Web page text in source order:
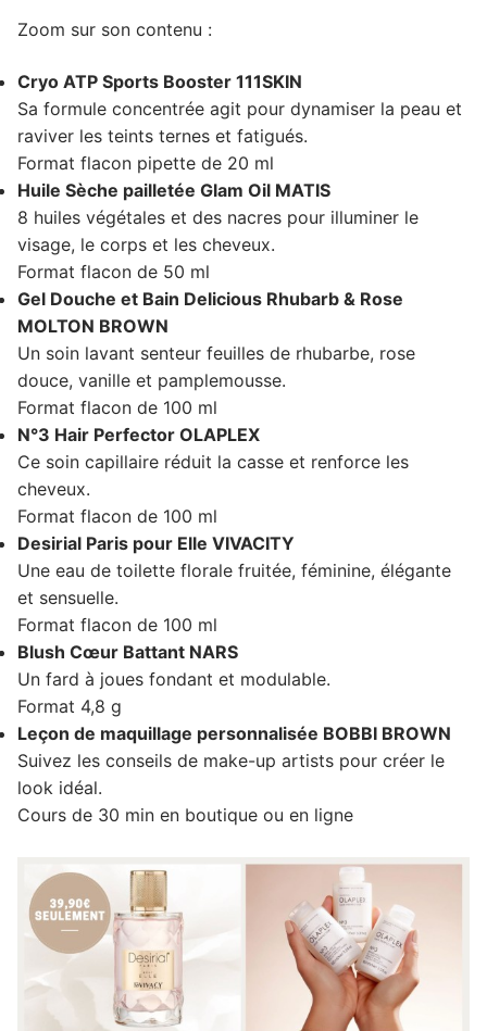
Zoom sur son contenu :
Cryo ATP Sports Booster 111SKIN
Sa formule concentrée agit pour dynamiser la peau et
raviver les teints ternes et fatigués.
Format flacon pipette de 20 ml
Huile Sèche pailletée Glam Oil MATIS
8 huiles végétales et des nacres pour illuminer le
visage, le corps et les cheveux.
Format flacon de 50 ml
Gel Douche et Bain Delicious Rhubarb & Rose
MOLTON BROWN
Un soin lavant senteur feuilles de rhubarbe, rose
douce, vanille et pamplemousse.
Format flacon de 100 ml
N°3 Hair Perfector OLAPLEX
Ce soin capillaire réduit la casse et renforce les
cheveux.
Format flacon de 100 ml
Desirial Paris pour Elle VIVACITY
Une eau de toilette florale fruitée, féminine, élégante
et sensuelle.
Format flacon de 100 ml
Blush Cœur Battant NARS
Un fard à joues fondant et modulable.
Format 4,8 g
Leçon de maquillage personnalisée BOBBI BROWN
Suivez les conseils de make-up artists pour créer le
look idéal.
Cours de 30 min en boutique ou en ligne